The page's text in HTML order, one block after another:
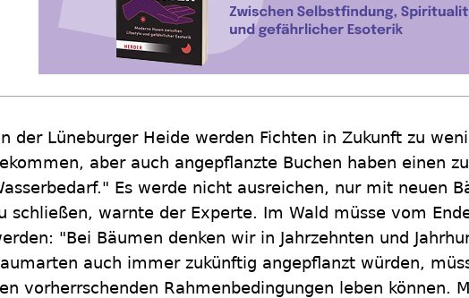
der Lüneburger Heide werden Fichten in Zukunft zu
aber auch angepflanzte Buchen haben einen
Es werde nicht ausreichen, nur mit neuen
schließen, warnte der Experte. Im Wald müsse vom
"Bei Bäumen denken wir in Jahrzehnten und
auch immer zukünftig angepflanzt würden,
vorherrschenden Rahmenbedingungen leben können.